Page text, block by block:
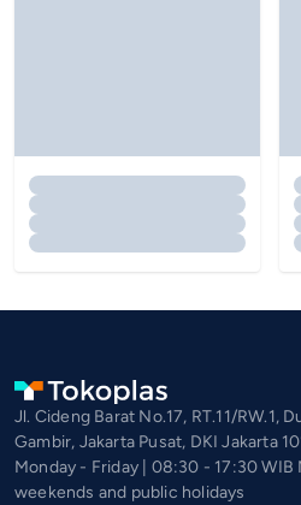
Jl. Cideng Barat No.17, RT.11/RW.1,
Gambir, Jakarta Pusat, DKI Jakarta
Monday - Friday | 08:30 - 17:30
weekends and public holidays